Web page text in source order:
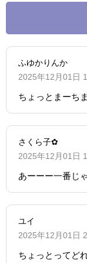
ふゆかりんか
2025年12月01日
ちょっとまーち
さくら子✿
2025年12月01日
あーーー一番じ
ユイ
2025年12月01日
ちょっとってど